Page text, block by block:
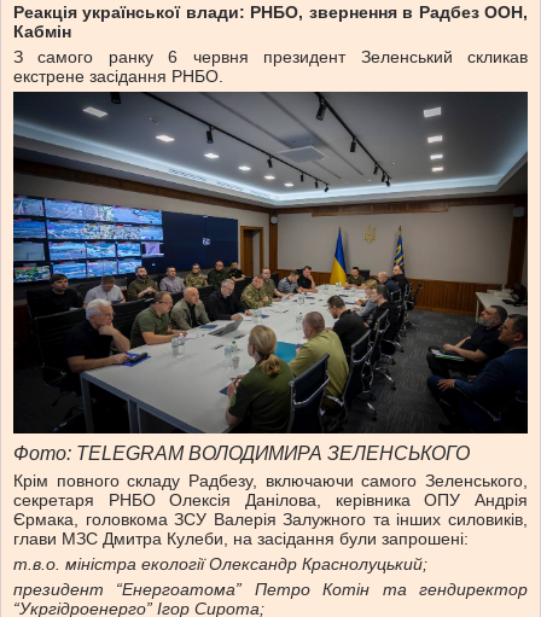
Реакція української влади: РНБО, звернення в Радбез ООН,
Кабмін
З самого ранку 6 червня президент Зеленський скликав
екстрене засідання РНБО.
Фото: TELEGRAM ВОЛОДИМИРА ЗЕЛЕНСЬКОГО
Крім повного складу Радбезу, включаючи самого Зеленського,
секретаря РНБО Олексія Данілова, керівника ОПУ Андрія
Єрмака, головкома ЗСУ Валерія Залужного та інших силовиків,
глави МЗС Дмитра Кулеби, на засідання були запрошені:
т.в.о. міністра екології Олександр Краснолуцький;
президент “Енергоатома” Петро Котін та гендиректор
“Укргідроенерго” Ігор Сирота;